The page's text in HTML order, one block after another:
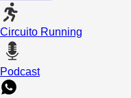
Circuito Running
Podcast